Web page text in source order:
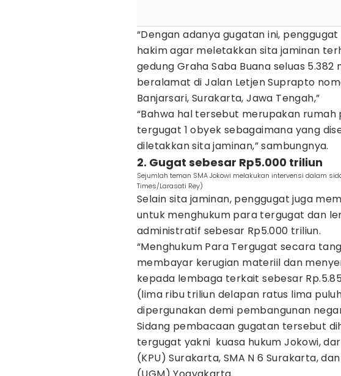
“Dengan adanya gugatan ini,
hakim agar meletakkan sita jaminan
gedung Graha Saba Buana seluas
beralamat di Jalan Letjen Suprapto
Banjarsari, Surakarta, Jawa Tengah,”
“Bahwa hal tersebut merupakan rumah
tergugat 1 obyek sebagaimana yang
diletakkan sita jaminan,” sambungnya.
2. Gugat sebesar Rp5.000 triliun
Sejumlah teman SMA Jokowi melakukan intervensi dalam
Times/Larasati Rey)
Selain sita jaminan, penggugat juga
untuk menghukum para tergugat dan
administratif sebesar Rp5.000 triliun.
“Menghukum Para Tergugat secara
membayar kerugian materiil dan
kepada lembaga terkait sebesar
(lima ribu triliun delapan ratus lima
dipergunakan demi pembangunan
Sidang pembacaan gugatan tersebut
tergugat yakni kuasa hukum Jokowi,
(KPU) Surakarta, SMA N 6 Surakarta,